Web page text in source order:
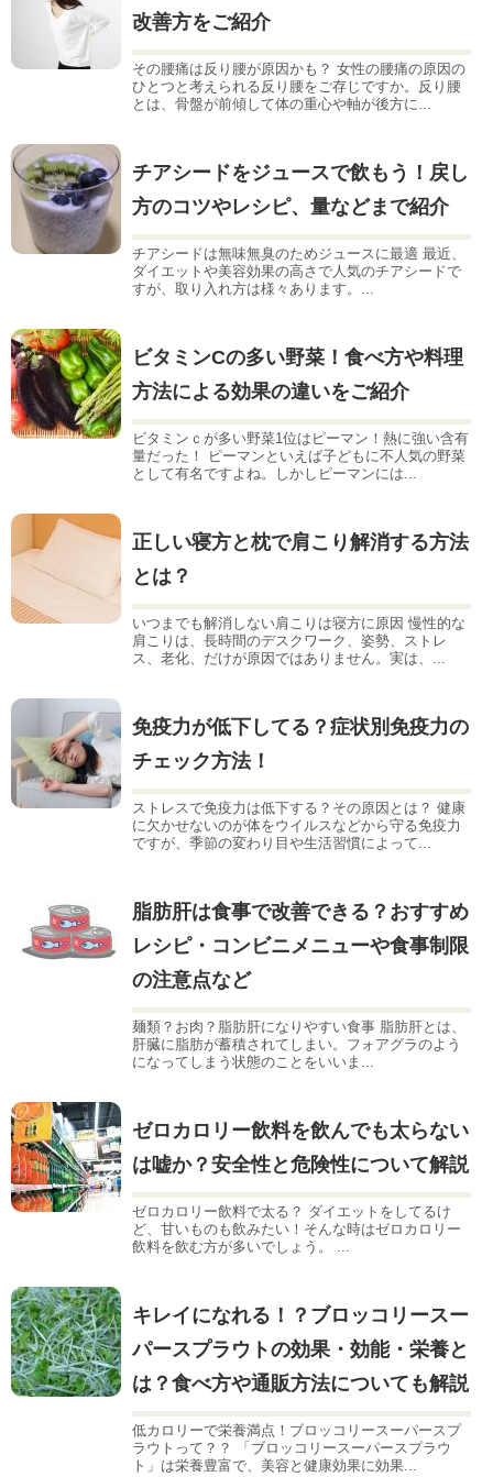
改善方をご紹介
その腰痛は反り腰が原因かも？ 女性の腰痛の原因の
ひとつと考えられる反り腰をご存じですか。反り腰
とは、骨盤が前傾して体の重心や軸が後方に...
チアシードをジュースで飲もう！戻し
方のコツやレシピ、量などまで紹介
チアシードは無味無臭のためジュースに最適 最近、
ダイエットや美容効果の高さで人気のチアシードで
すが、取り入れ方は様々あります。...
ビタミンCの多い野菜！食べ方や料理
方法による効果の違いをご紹介
ビタミンｃが多い野菜1位はピーマン！熱に強い含有
量だった！ ピーマンといえば子どもに不人気の野菜
として有名ですよね。しかしピーマンには...
正しい寝方と枕で肩こり解消する方法
とは？
いつまでも解消しない肩こりは寝方に原因 慢性的な
肩こりは、長時間のデスクワーク、姿勢、ストレ
ス、老化、だけが原因ではありません。実は、...
免疫力が低下してる？症状別免疫力の
チェック方法！
ストレスで免疫力は低下する？その原因とは？ 健康
に欠かせないのが体をウイルスなどから守る免疫力
ですが、季節の変わり目や生活習慣によって...
脂肪肝は食事で改善できる？おすすめ
レシピ・コンビニメニューや食事制限
の注意点など
麺類？お肉？脂肪肝になりやすい食事 脂肪肝とは、
肝臓に脂肪が蓄積されてしまい。フォアグラのよう
になってしまう状態のことをいいま...
ゼロカロリー飲料を飲んでも太らない
は嘘か？安全性と危険性について解説
ゼロカロリー飲料で太る？ ダイエットをしてるけ
ど、甘いものも飲みたい！そんな時はゼロカロリー
飲料を飲む方が多いでしょう。 ...
キレイになれる！？ブロッコリースー
パースプラウトの効果・効能・栄養と
は？食べ方や通販方法についても解説
低カロリーで栄養満点！ブロッコリースーパースプ
ラウトって？？ 「ブロッコリースーパースプラウ
ト」は栄養豊富で、美容と健康効果に効果...